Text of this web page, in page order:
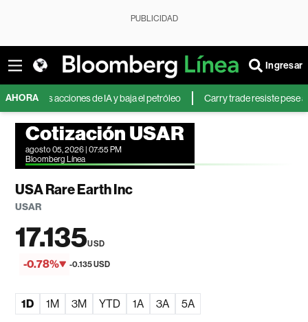
PUBLICIDAD
Ingresar
AHORA
las acciones de IA y baja el petróleo Carry trade resiste pese a la
Cotización USAR
agosto 05, 2026 | 07:55 PM
Bloomberg Línea
USA Rare Earth Inc
USAR
17.135USD
-0.78% -0.135 USD
1D 1M 3M YTD 1A 3A 5A